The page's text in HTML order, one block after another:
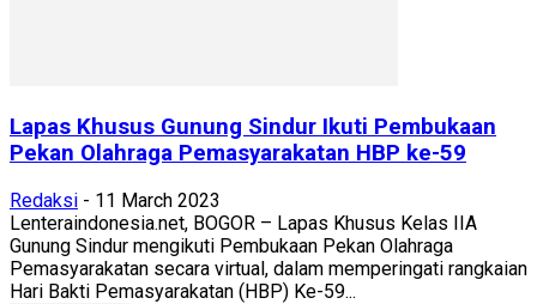
Lapas Khusus Gunung Sindur Ikuti Pembukaan
Pekan Olahraga Pemasyarakatan HBP ke-59
Redaksi - 11 March 2023
Lenteraindonesia.net, BOGOR – Lapas Khusus Kelas IIA
Gunung Sindur mengikuti Pembukaan Pekan Olahraga
Pemasyarakatan secara virtual, dalam memperingati rangkaian
Hari Bakti Pemasyarakatan (HBP) Ke-59...